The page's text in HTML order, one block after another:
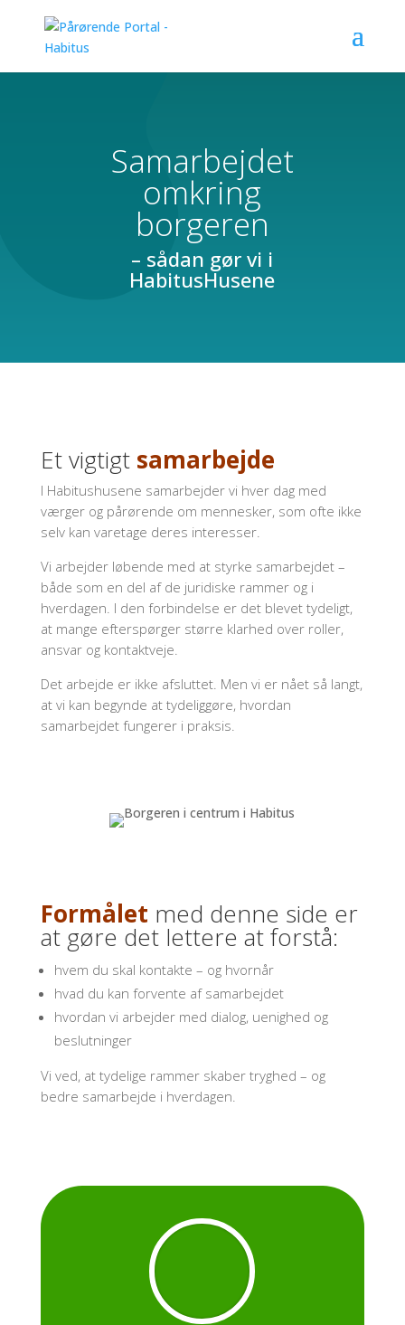
Samarbejdet
omkring
borgeren
– sådan gør vi i
HabitusHusene
Et vigtigt samarbejde
I Habitushusene samarbejder vi hver dag med
værger og pårørende om mennesker, som ofte ikke
selv kan varetage deres interesser.
Vi arbejder løbende med at styrke samarbejdet –
både som en del af de juridiske rammer og i
hverdagen. I den forbindelse er det blevet tydeligt,
at mange efterspørger større klarhed over roller,
ansvar og kontaktveje.
Det arbejde er ikke afsluttet. Men vi er nået så langt,
at vi kan begynde at tydeliggøre, hvordan
samarbejdet fungerer i praksis.
Formålet med denne side er
at gøre det lettere at forstå:
hvem du skal kontakte – og hvornår
hvad du kan forvente af samarbejdet
hvordan vi arbejder med dialog, uenighed og
beslutninger
Vi ved, at tydelige rammer skaber tryghed – og
bedre samarbejde i hverdagen.